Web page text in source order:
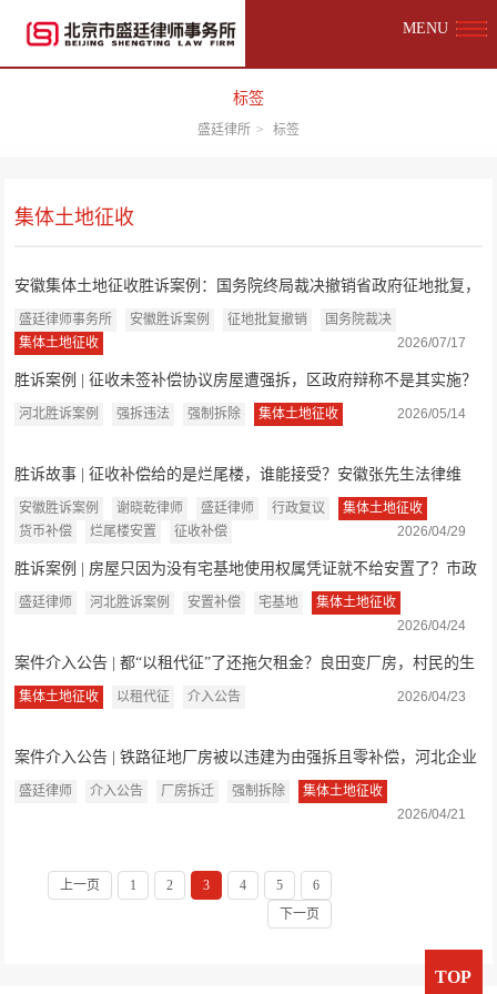
MENU
标签
盛廷律所 > 标签
集体土地征收
安徽集体土地征收胜诉案例：国务院终局裁决撤销省政府征地批复，
法院撤销镇...
盛廷律师事务所 安徽胜诉案例 征地批复撤销
国务院裁决
集体土地征收
2026/07/17
胜诉案例 | 征收未签补偿协议房屋遭强拆，区政府辩称不是其实施？
法院：强拆...
河北胜诉案例 强拆违法 强制拆除 集体土地征收 2026/05/14
胜诉故事 | 征收补偿给的是烂尾楼，谁能接受？安徽张先生法律维
权，盛廷律师...
安徽胜诉案例 谢晓乾律师 盛廷律师 行政复议
集体土地征收
货币补偿
烂尾楼安置 征收补偿 2026/04/29
胜诉案例 | 房屋只因为没有宅基地使用权属凭证就不给安置了？市政
府：区政府...
盛廷律师 河北胜诉案例 安置补偿 宅基地
集体土地征收
2026/04/24
案件介入公告 | 都“以租代征”了还拖欠租金？良田变厂房，村民的生
活没了保...
集体土地征收 以租代征 介入公告 2026/04/23
案件介入公告 | 铁路征地厂房被以违建为由强拆且零补偿，河北企业
主委托盛廷...
盛廷律师 介入公告 厂房拆迁 强制拆除
集体土地征收
2026/04/21
上一页 1 2 3 4 5
6
下一页
TOP